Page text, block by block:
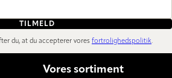
TILMELD
du, at du accepterer vores fortrolighedspolitik.
Vores sortiment